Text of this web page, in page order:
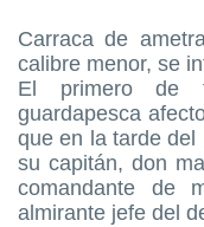
Carraca de
calibre menor, se
El primero de
guardapesca
que en la tarde
su capitán, don
comandante de
almirante jefe del